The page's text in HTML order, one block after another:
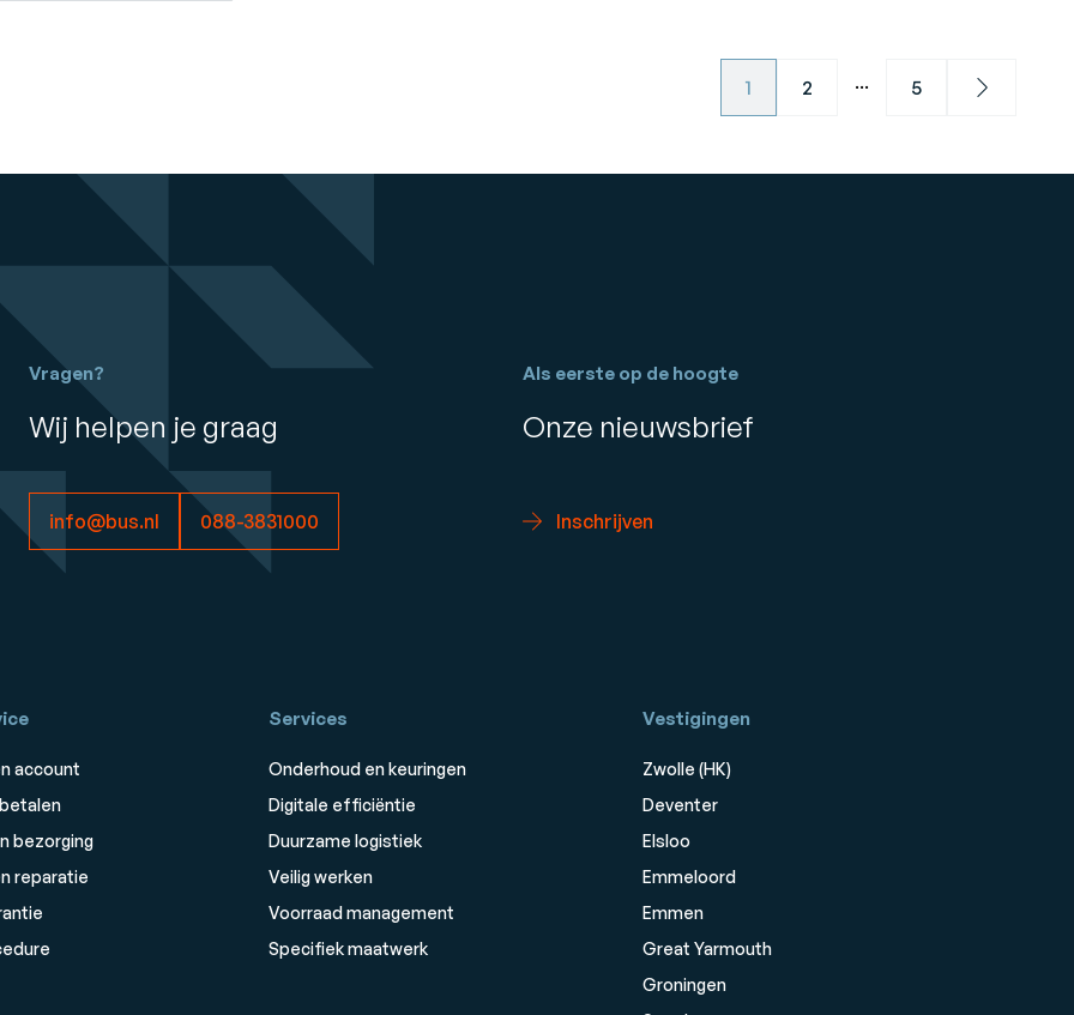
1 2 ... 5 Next
Vragen?
Wij helpen je graag
info@bus.nl 088-3831000
Als eerste op de hoogte
Onze nieuwsbrief
Inschrijven
account
bezorging
reparatie
Services
Onderhoud en keuringen
Digitale efficiëntie
Duurzame logistiek
Veilig werken
Voorraad management
Specifiek maatwerk
Vestigingen
Zwolle (HK)
Deventer
Elsloo
Emmeloord
Emmen
Great Yarmouth
Groningen